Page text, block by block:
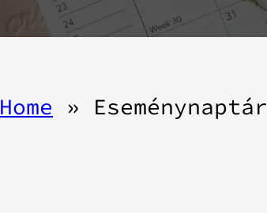
Home » Eseménynaptár